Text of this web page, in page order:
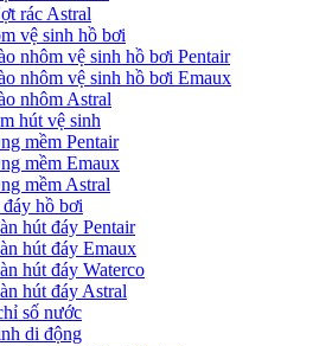
rác Astral
vệ sinh hồ bơi
nhôm vệ sinh hồ bơi Pentair
nhôm vệ sinh hồ bơi Emaux
nhôm Astral
hút vệ sinh
mềm Pentair
mềm Emaux
mềm Astral
hồ bơi
hút đáy Pentair
hút đáy Emaux
hút đáy Waterco
hút đáy Astral
số nước
di động